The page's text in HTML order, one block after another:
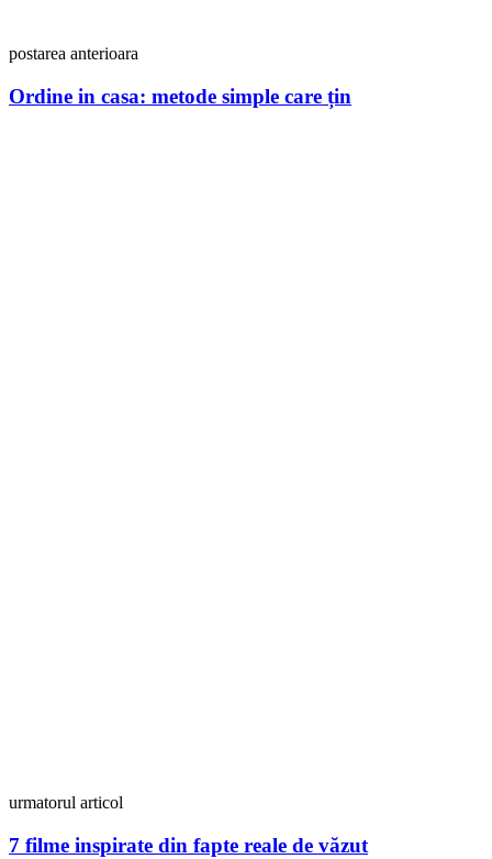
postarea anterioara
Ordine in casa: metode simple care țin
urmatorul articol
7 filme inspirate din fapte reale de văzut